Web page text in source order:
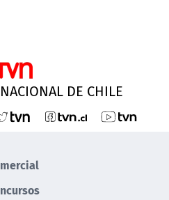
DE CHILE